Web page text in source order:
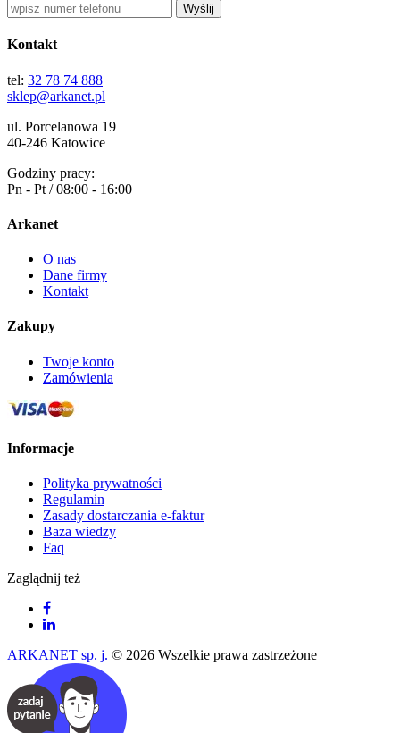
Wyślij
Kontakt
tel: 32 78 74 888
sklep@arkanet.pl
ul. Porcelanowa 19
40-246 Katowice
Godziny pracy:
Pn - Pt / 08:00 - 16:00
Arkanet
O nas
Dane firmy
Kontakt
Zakupy
Twoje konto
Zamówienia
Informacje
Polityka prywatności
Regulamin
Zasady dostarczania e-faktur
Baza wiedzy
Faq
Zaglądnij też
ARKANET sp. j. © 2026 Wszelkie prawa zastrzeżone